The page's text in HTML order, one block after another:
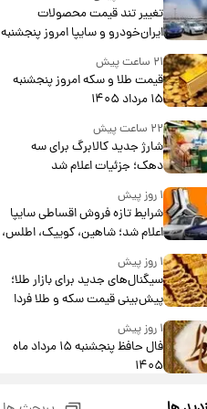
تغییر تند قیمت محصولات
ایران‌خودرو و سایپا امروز پنجشنبه
۱۵ مرداد ۱۴۰۵ +جدول
۲۱ ساعت پیش
قیمت طلا و سکه امروز پنجشنبه
۱۵ مرداد ۱۴۰۵
۲۲ ساعت پیش
شارژ جدید کالابرگ برای سه
دهک؛ جزئیات اعلام شد
۱ روز پیش
شرایط تازه فروش اقساطی سایپا
اعلام شد؛ شاهین، کوییک، اطلس،
سهند و ساینا با اقساط بلندمدت +
جدول۱ روز پیش
سیگنال‌های جدید برای بازار طلا؛
پیش‌بینی قیمت سکه و طلا فردا
۱ روز پیش
فال حافظ پنجشنبه ۱۵ مرداد ماه
۱۴۰۵